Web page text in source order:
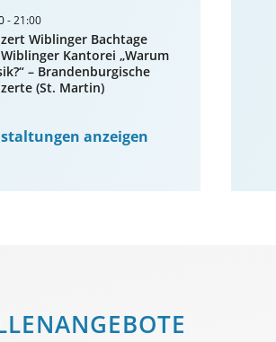
-21:00
Wiblinger Bachtage
Kantorei „Warum
– Brandenburgische
(St. Martin)
anzeigen